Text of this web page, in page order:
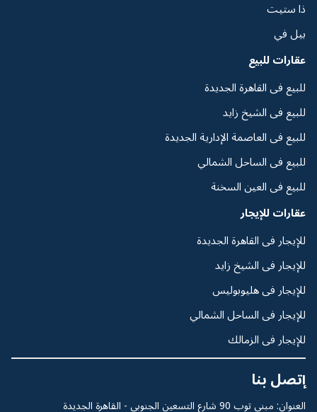
ذا ستيت
بيل في
عقارات للبيع
للبيع فى القاهرة الجديدة
للبيع فى الشيخ زايد
للبيع فى العاصمة الإدارية الجديدة
للبيع فى الساحل الشمالي
للبيع فى العين السخنة
عقارات للإيجار
للإيجار فى القاهرة الجديدة
للإيجار فى الشيخ زايد
للإيجار فى هليوبوليس
للإيجار فى الساحل الشمالي
للإيجار فى الزمالك
إتصل بنا
العنوان: مبنى توب 90 شارع التسعين الجنوبى - القاهرة الجديدة